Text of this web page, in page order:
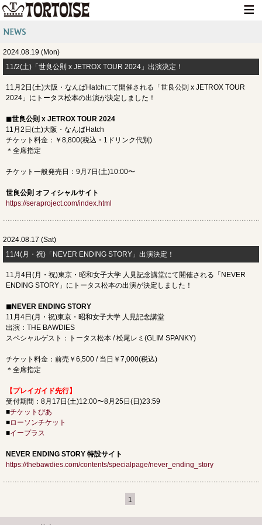
MEDIA INFO
2024.08.19 (Mon)
11/2(土)「​​世良公則 x JETROX TOUR 2024」出演決定！
11月2日(土)大阪・なんばHatchにて開催される「​​世良公則 x JETROX TOUR
2024」にトータス松本の出演が決定しました！
◼︎世良公則 x JETROX TOUR 2024
11月2日(土)大阪・なんばHatch
チケット料金：￥8,800(税込・1ドリンク代別)
＊全席指定
チケット一般発売日：9月7日(土)10:00〜
世良公則 オフィシャルサイト
https://seraproject.com/index.html
2024.08.17 (Sat)
11/4(月・祝)「​NEVER ENDING STORY」出演決定！
11月4日(月・祝)東京・昭和女子大学 人見記念講堂にて開催される「​NEVER
ENDING STORY」にトータス松本の出演が決定しました！
◼︎NEVER ENDING STORY
11月4日(月・祝)東京・昭和女子大学 人見記念講堂
出演：THE BAWDIES
スペシャルゲスト：トータス松本 / 松尾レミ(GLIM SPANKY)
チケット料金：前売￥6,500 / 当日￥7,000(税込)
＊全席指定
【プレイガイド先行】
受付期間：8月17日(土)12:00〜8月25日(日)23:59
■チケットぴあ
■ローソンチケット
■イープラス
NEVER ENDING STORY 特設サイト
https://thebawdies.com/contents/specialpage/never_ending_story
1